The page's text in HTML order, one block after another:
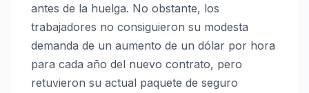
antes de la huelga. No obstante, los
trabajadores no consiguieron su modesta
demanda de un aumento de un dólar por hora
para cada año del nuevo contrato, pero
retuvieron su actual paquete de seguro